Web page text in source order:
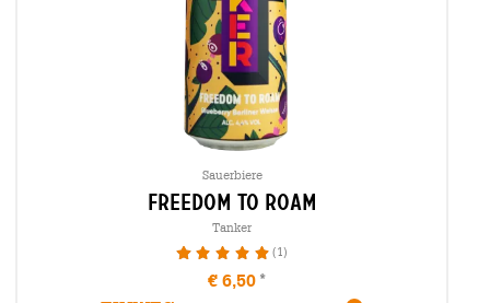
Sauerbiere
freedom to roam
Tanker
100% (1)
€ 6,50